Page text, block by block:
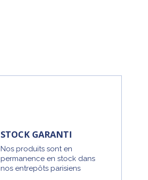
STOCK GARANTI
Nos produits sont en
permanence en stock dans
nos entrepôts parisiens